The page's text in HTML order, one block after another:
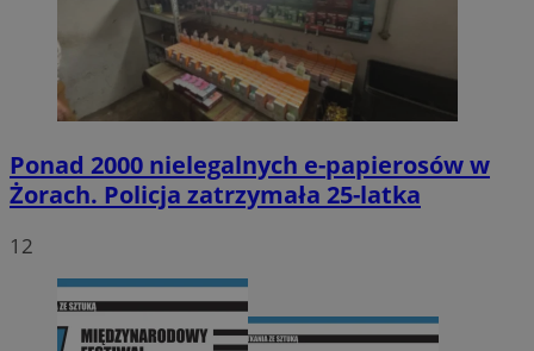
Ponad 2000 nielegalnych e-papierosów w
Żorach. Policja zatrzymała 25-latka
12